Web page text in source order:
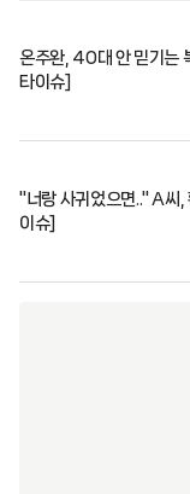
온주완, 40대 안 믿기는
타이슈]
"너랑 사귀었으면.." A씨,
이슈]